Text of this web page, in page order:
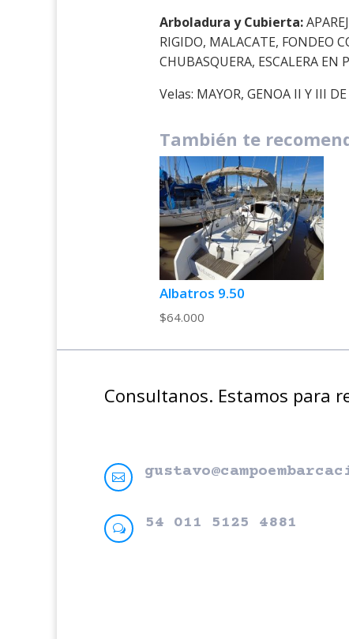
Arboladura y Cubierta:
RIGIDO, MALACATE, FONDEO
CHUBASQUERA, ESCALERA
Velas: MAYOR, GENOA II Y III
También te
Albatros 9.50
$64.000
Consultanos. Estamos para

w 54 011 5125 4881